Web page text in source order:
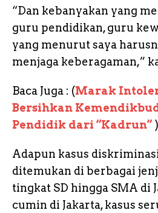
“Dan kebanyakan yang
guru pendidikan, guru
yang menurut saya
menjaga keberagaman,”
Baca Juga : (Marak
Bersihkan
Pendidik dari “Kadrun”)
Adapun kasus
ditemukan di berbagai
tingkat SD hingga SMA di
cumin di Jakarta, kasus